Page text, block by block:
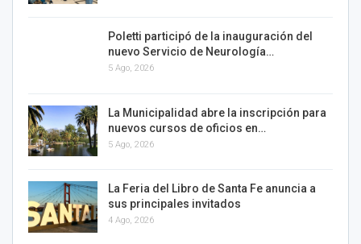
Poletti participó de la inauguración del
nuevo Servicio de Neurología…
5 Ago, 2026
La Municipalidad abre la inscripción para
nuevos cursos de oficios en…
5 Ago, 2026
La Feria del Libro de Santa Fe anuncia a
sus principales invitados
4 Ago, 2026